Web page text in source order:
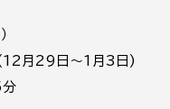
(12月29日～1月3日)